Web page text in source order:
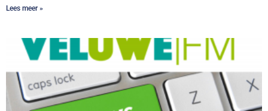
Lees meer »